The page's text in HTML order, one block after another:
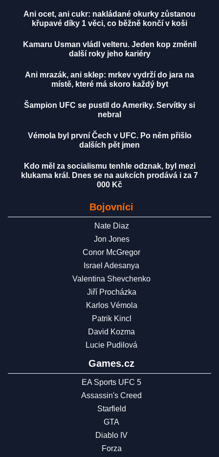
Ani ocet, ani cukr: nakládané okurky zůstanou
křupavé díky 1 věci, co běžně končí v koši
Kamaru Usman vládl velteru. Jeden kop změnil
další roky jeho kariéry
Ani mrazák, ani sklep: mrkev vydrží do jara na
místě, které má skoro každý byt
Šampion UFC se pustil do Ameriky. Servítky si
nebral
Vémola byl první Čech v UFC. Po něm přišlo
dalších pět jmen
Kdo měl za socialismu tenhle odznak, byl mezi
klukama král. Dnes se na aukcích prodává i za 7
000 Kč
Bojovníci
Nate Diaz
Jon Jones
Conor McGregor
Israel Adesanya
Valentina Shevchenko
Jiří Procházka
Karlos Vémola
Patrik Kincl
David Kozma
Lucie Pudilová
Games.cz
EA Sports UFC 5
Assassin's Creed
Starfield
GTA
Diablo IV
Forza